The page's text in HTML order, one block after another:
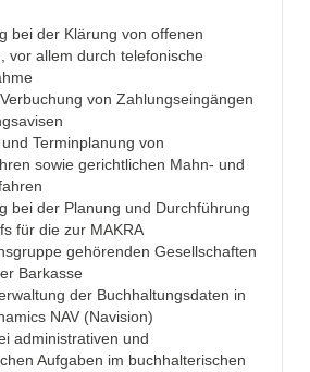
bei der Klärung von offenen
vor allem durch telefonische
von Zahlungseingängen
Terminplanung von
sowie gerichtlichen Mahn- und
bei der Planung und Durchführung
für die zur MAKRA
gehörenden Gesellschaften
Barkasse
der Buchhaltungsdaten in
NAV (Navision)
administrativen und
Aufgaben im buchhalterischen